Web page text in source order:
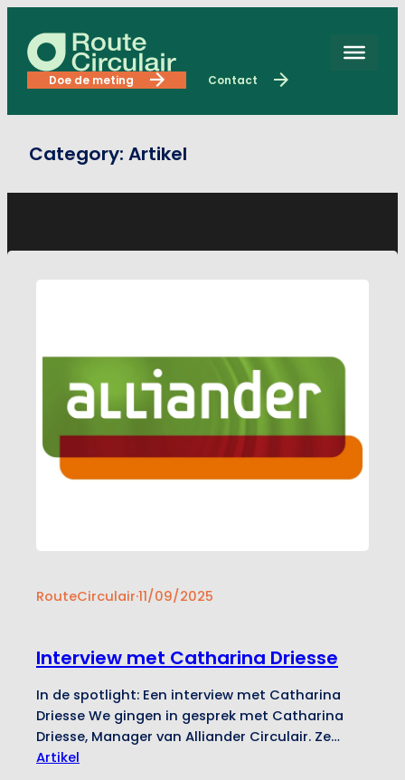
content
Doe de meting Contact
Category: Artikel
RouteCirculair·11/09/2025
Interview met Catharina Driesse
In de spotlight: Een interview met Catharina
Driesse We gingen in gesprek met Catharina
Driesse, Manager van Alliander Circulair. Ze
kreeg de opdracht structuur aan te brengen en
Artikel